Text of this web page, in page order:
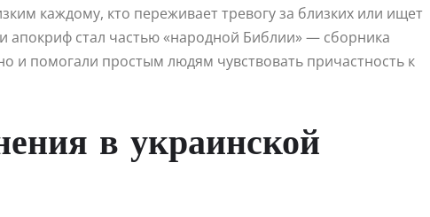
каждому, кто переживает тревогу за близких или ищет
апокриф стал частью «народной Библии» — сборника
и помогали простым людям чувствовать причастность к
в украинской